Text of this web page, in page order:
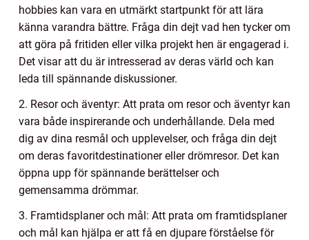
hobbies kan vara en utmärkt startpunkt för att lära
känna varandra bättre. Fråga din dejt vad hen tycker om
att göra på fritiden eller vilka projekt hen är engagerad i.
Det visar att du är intresserad av deras värld och kan
leda till spännande diskussioner.
2. Resor och äventyr: Att prata om resor och äventyr kan
vara både inspirerande och underhållande. Dela med
dig av dina resmål och upplevelser, och fråga din dejt
om deras favoritdestinationer eller drömresor. Det kan
öppna upp för spännande berättelser och
gemensamma drömmar.
3. Framtidsplaner och mål: Att prata om framtidsplaner
och mål kan hjälpa er att få en djupare förståelse för